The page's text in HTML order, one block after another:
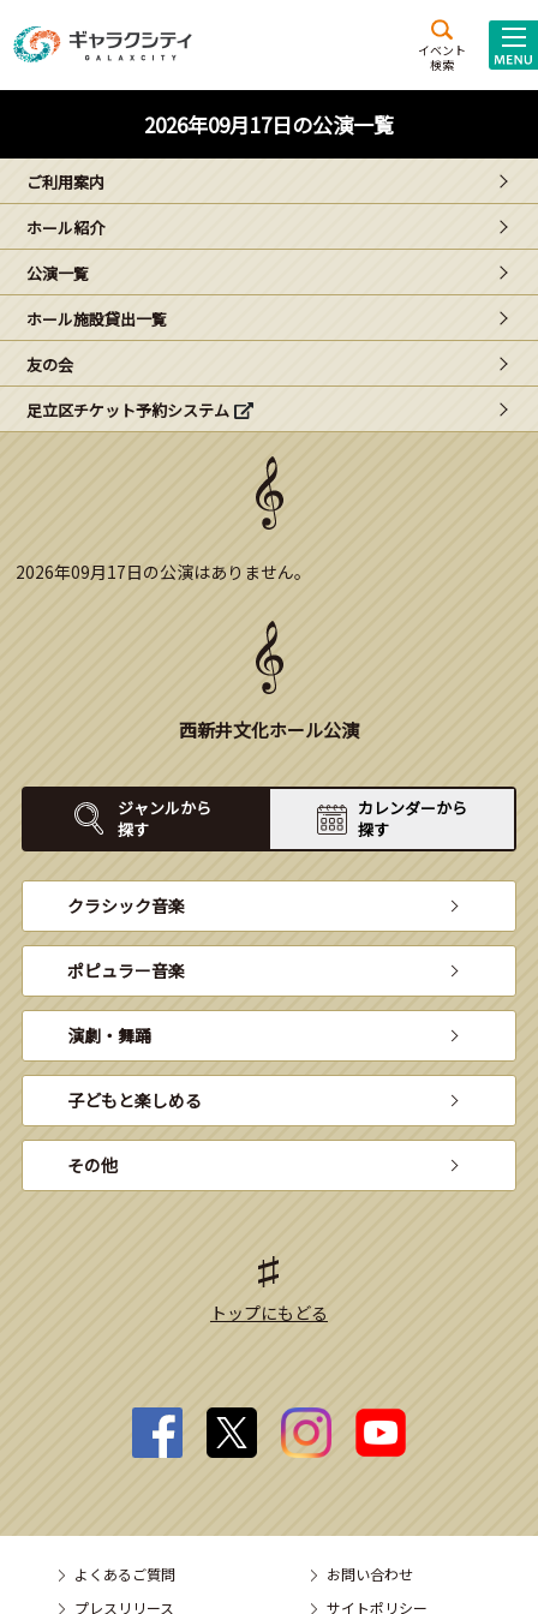
イベント
検索
施設案内
西新井
文化ホール
ギャラクシティとは
こどもみーてぃんぐ
Gがくえん
ブランドからのお知らせ
2026年09月17日の公演一覧
ご利用案内
ホール紹介
公演一覧
ホール施設貸出一覧
友の会
足立区チケット予約システム
2026年09月17日の公演はありません。
西新井文化ホール公演
ジャンルから
探す
カレンダーから
探す
クラシック音楽
ポピュラー音楽
演劇・舞踊
子どもと楽しめる
その他
トップにもどる
よくあるご質問
お問い合わせ
プレスリリース
サイトポリシー